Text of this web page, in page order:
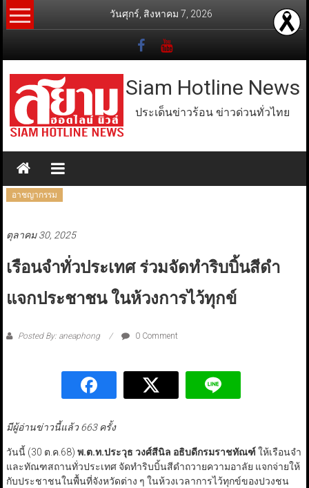
Skip
to
วันศุกร์, สิงหาคม 7, 2026
Siam Hotline News
ประเด็นข่าวร้อน ข่าวด่วนทั่วไทย
อาชญากรรม
ตุลาคม 30, 2025
เรือนจำทั่วประเทศ ร่วมจัดทำริบบิ้นสีดำ
แจกประชาชน ในห้วงการไว้ทุกข์
Posted By: aneaphong 0 Comment
มีผู้อ่านข่าวนี้แล้ว 663 ครั้ง
วันนี้ (30 ต.ค.68) พ.ต.ท.ประวุธ วงศ์สีนิล อธิบดีกรมราชทัณฑ์ ให้เรือนจำ
และทัณฑสถานทั่วประเทศ จัดทำริบบิ้นสีดำถวายความอาลัย แจกจ่ายให้
กับประชาชนในพื้นที่จังหวัดต่าง ๆ ในห้วงเวลาการไว้ทุกข์ของปวงชน